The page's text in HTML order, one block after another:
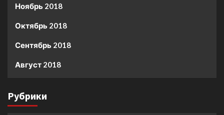
Ноябрь 2018
Октябрь 2018
Сентябрь 2018
Август 2018
Рубрики